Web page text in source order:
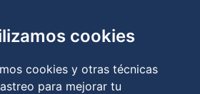
cookies
cookies y otras técnicas
para mejorar tu
COMPRAR
Stock: